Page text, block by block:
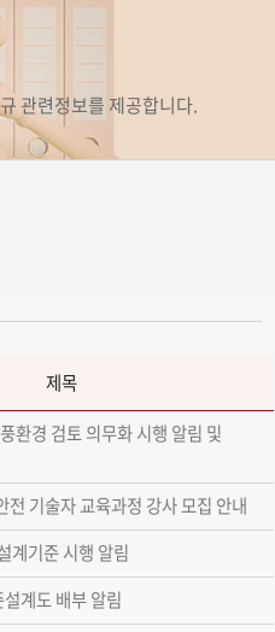
관련정보를 제공합니다.
제목
환경 검토 의무화 시행 알림 및
기술자 교육과정 강사 모집 안내
계기준 시행 알림
계도 배부 알림